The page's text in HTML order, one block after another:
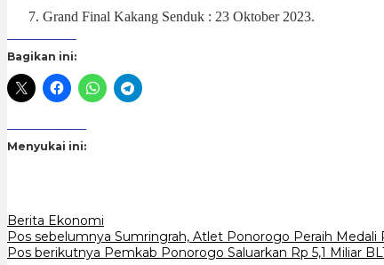
Grand Final Kakang Senduk : 23 Oktober 2023.
Bagikan ini:
Menyukai ini:
Berita Ekonomi
Navigasi
Pos sebelumnya Sumringrah, Atlet Ponorogo Peraih Medali
Pos berikutnya Pemkab Ponorogo Saluarkan Rp 5,1 Miliar